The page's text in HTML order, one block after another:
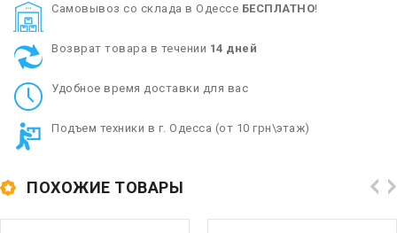
Cамовывоз со склада в Одессе БЕСПЛАТНО!
Возврат товара в течении 14 дней
Удобное время доставки для вас
Подъем техники в г. Одесса (от 10 грн\этаж)
ПОХОЖИЕ ТОВАРЫ